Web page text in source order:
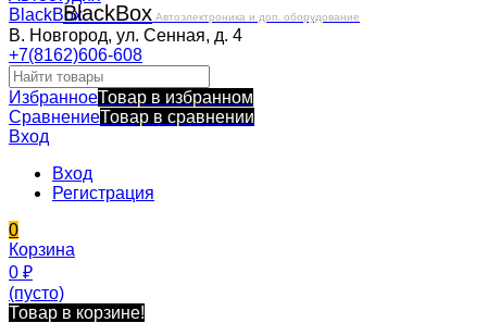
BlackBox Автоэлектроника и доп. оборудование
В. Новгород, ул. Сенная, д. 4
+7(8162)606-608
ИзбранноеТовар в избранном
СравнениеТовар в сравнении
Вход
Вход
Регистрация
0
Корзина
0 ₽
(пусто)
Товар в корзине!